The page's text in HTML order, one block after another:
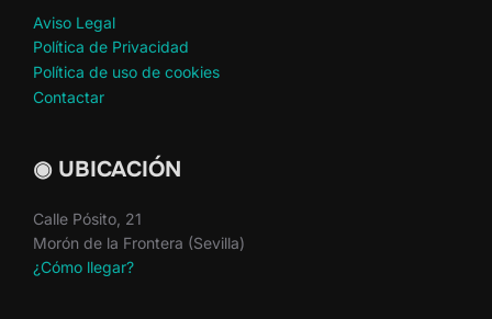
Aviso Legal
Política de Privacidad
Política de uso de cookies
Contactar
◉ UBICACIÓN
Calle Pósito, 21
Morón de la Frontera (Sevilla)
¿Cómo llegar?